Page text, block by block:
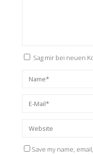
Sag mir bei neuen
Save my name,